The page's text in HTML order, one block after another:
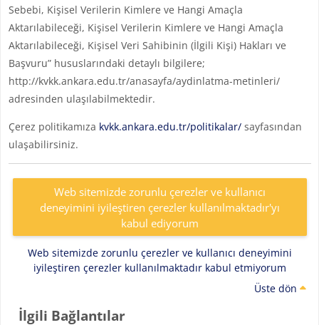
Sebebi, Kişisel Verilerin Kimlere ve Hangi Amaçla
Aktarılabileceği, Kişisel Verilerin Kimlere ve Hangi Amaçla
Aktarılabileceği, Kişisel Veri Sahibinin (İlgili Kişi) Hakları ve
Başvuru” hususlarındaki detaylı bilgilere;
http://kvkk.ankara.edu.tr/anasayfa/aydinlatma-metinleri/
adresinden ulaşılabilmektedir.
Çerez politikamıza kvkk.ankara.edu.tr/politikalar/sayfasından
ulaşabilirsiniz.
Web sitemizde zorunlu çerezler ve kullanıcı
deneyimini iyileştiren çerezler kullanılmaktadır'yı
kabul ediyorum
Web sitemizde zorunlu çerezler ve kullanıcı deneyimini
iyileştiren çerezler kullanılmaktadır kabul etmiyorum
Üste dön
Bloklar
İlgili Bağlantılar 'yı atla
İlgili Bağlantılar